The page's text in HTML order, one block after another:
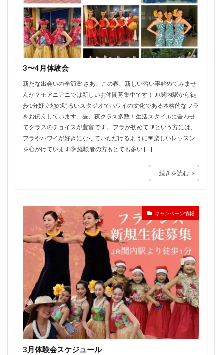
3〜4月体験会
新たな出会いの季節🌸 さあ、この春、新しい習い事始めてみませ
んか？モアニアニでは新しいお仲間募集中です！ JR関内駅から徒
歩1分好立地の明るいスタジオでハワイの文化である本格的なフラ
をお伝えしています。昼、夜クラス多数！生活スタイルに合わせ
てクラスのチョイスが豊富です。 フラが初めて🔰という方には、
フラやハワイが好きになっていただけるように💗楽しいレッスン
を心がけています🌞 経験者の方もとても多い […]
続きを読む
キャンペーン情報
3月体験会スケジュール